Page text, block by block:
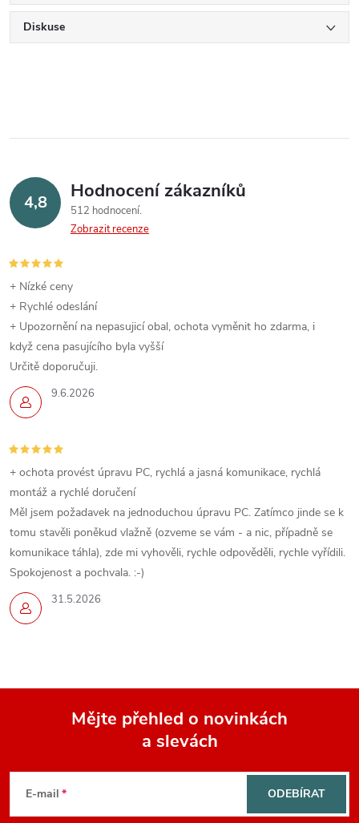
Diskuse
4,8 Hodnocení zákazníků
512 hodnocení
Zobrazit recenze
9.6.2026
+ Nízké ceny
+ Rychlé odeslání
+ Upozornění na nepasujicí obal, ochota vyměnit ho zdarma, i
když cena pasujícího byla vyšší
Určitě doporučuji.
31.5.2026
+ ochota provést úpravu PC, rychlá a jasná komunikace, rychlá
montáž a rychlé doručení
Měl jsem požadavek na jednoduchou úpravu PC. Zatímco jinde se k
tomu stavěli poněkud vlažně (ozveme se vám - a nic, případně se
komunikace táhla), zde mi vyhověli, rychle odpověděli, rychle vyřídili.
Spokojenost a pochvala. :-)
Mějte přehled o novinkách
a slevách
E-mail ODEBÍRAT